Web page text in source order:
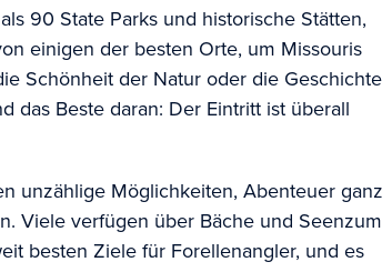
90 State Parks und historische Stätten,
einigen der besten Orte, um Missouris
Schönheit der Natur oder die Geschichte
das Beste daran: Der Eintritt ist überall
unzählige Möglichkeiten, Abenteuer ganz
Viele verfügen über Bäche und Seenzum
besten Ziele für Forellenangler, und es